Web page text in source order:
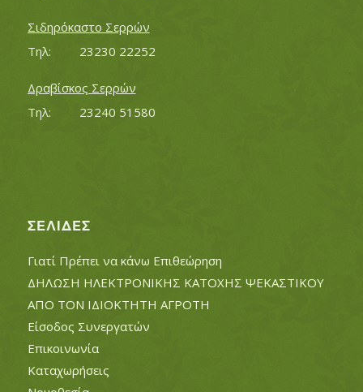
Σιδηρόκαστο Σερρών
Τηλ:		23230 22252
Δραβίσκος Σερρών
Τηλ:		23240 51580
ΣΕΛΊΔΕΣ
Γιατί Πρέπει να κάνω Επιθεώρηση
ΔΗΛΩΣΗ ΗΛΕΚΤΡΟΝΙΚΗΣ ΚΑΤΟΧΗΣ ΨΕΚΑΣΤΙΚΟΥ
ΑΠΟ ΤΟΝ ΙΔΙΟΚΤΗΤΗ ΑΓΡΟΤΗ
Είσοδος Συνεργατών
Επικοινωνία
Καταχωρήσεις